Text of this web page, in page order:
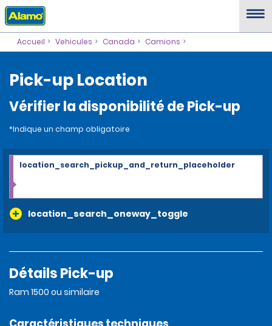
Accueil Vehicules Canada Camions
Pick-up Location
Vérifier la disponibilité de Pick-up
*Indique un champ obligatoire
location_search_oneway_toggle
location_search_pickup_and_return_placeholder
Détails Pick-up
Ram 1500 ou similaire